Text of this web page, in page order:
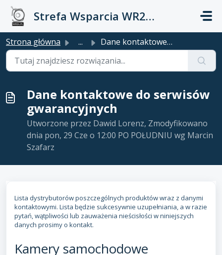
Przejdź do głównej treści
Strefa Wsparcia WR24.PL
Strona główna ... Dane kontaktowe do serwisów gwarancyjnych
Dane kontaktowe do serwisów
gwarancyjnych
Utworzone przez Dawid Lorenz, Zmodyfikowano
dnia pon, 29 Cze o 12:00 PO POŁUDNIU wg Marcin
Szafarz
Lista dystrybutorów poszczególnych produktów wraz z danymi
kontaktowymi. Lista będzie sukcesywnie uzupełniania, a w razie
pytań, wątpliwości lub zauważenia nieścisłości w niniejszych
danych prosimy o kontakt.
Kamery samochodowe